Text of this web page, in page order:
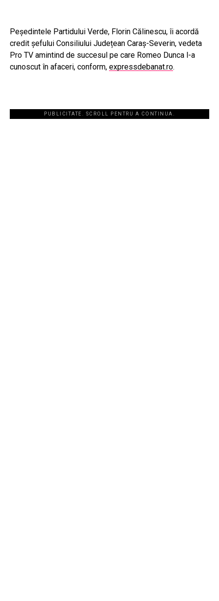
Peședintele Partidului Verde, Florin Călinescu, îi acordă
credit șefului Consiliului Județean Caraș-Severin, vedeta
Pro TV amintind de succesul pe care Romeo Dunca l-a
cunoscut în afaceri, conform, expressdebanat.ro.
PUBLICITATE. SCROLL PENTRU A CONTINUA.